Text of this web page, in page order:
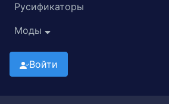
Русификаторы
Моды
Войти